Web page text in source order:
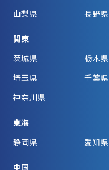
山梨県
長野県
関東
茨城県
栃木県
埼玉県
千葉県
神奈川県
東海
静岡県
愛知県
中国